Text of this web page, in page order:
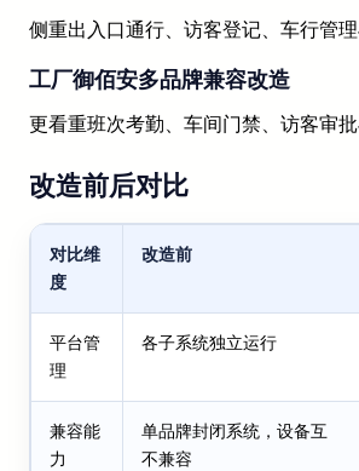
侧重出入口通行、访客登记、车行管理
工厂御佰安多品牌兼容改造
更看重班次考勤、车间门禁、访客审批
改造前后对比
对比维
度
改造前
平台管
理
各子系统独立运行
兼容能
力
单品牌封闭系统，设备互
不兼容